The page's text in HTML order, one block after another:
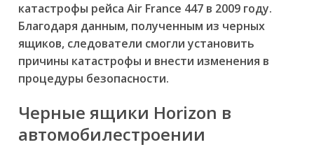
катастрофы рейса Air France 447 в 2009 году.
Благодаря данным, полученным из черных
ящиков, следователи смогли установить
причины катастрофы и внести изменения в
процедуры безопасности.
Черные ящики Horizon в
автомобилестроении